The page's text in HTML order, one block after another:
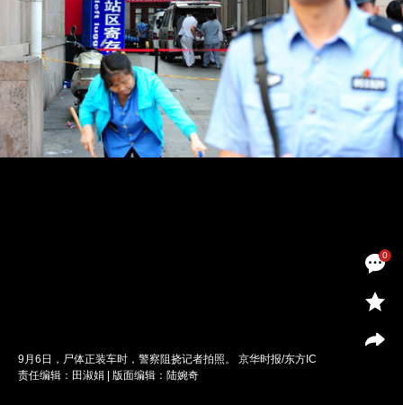
0
9月6日，尸体正装车时，警察阻挠记者拍照。 京华时报/东方IC
责任编辑：田淑娟 | 版面编辑：陆婉奇